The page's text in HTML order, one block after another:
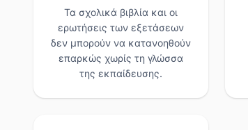
Τα σχολικά βιβλία και οι
ερωτήσεις των εξετάσεων
δεν μπορούν να κατανοηθούν
επαρκώς χωρίς τη γλώσσα
της εκπαίδευσης.